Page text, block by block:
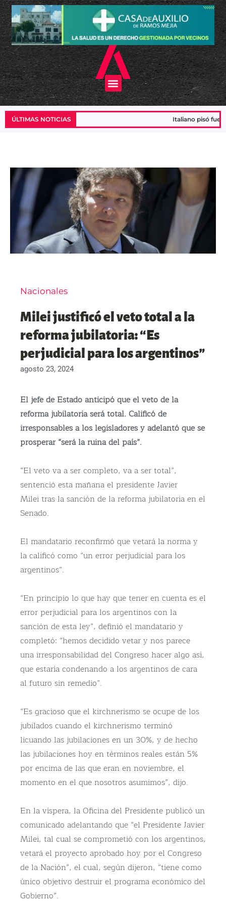
Ir
al
contenido
Menu
ÚLTIMAS NOTICIAS Italiano pisó
Nacionales
Milei justificó el veto total a la
reforma jubilatoria: “Es
perjudicial para los argentinos”
agosto 23, 2024
El jefe de Estado anticipó que el veto de la
reforma jubilatoria será total. Calificó de
irresponsables a los legisladores y adelantó que se
prosperar “será la ruina del país”.
“El veto va a ser completo, va a ser total”,
sentenció esta mañana el presidente Javier
Milei tras la sanción de la reforma jubilatoria en el
Senado.
El mandatario reconfirmó que vetará la norma y
la calificó como “un error perjudicial para los
argentinos”.
“En principio lo que hay que tener en cuenta es el
error perjudicial para los argentinos con la
sanción de esta ley”, definió el mandatario y
completó: “hemos decidido vetar y nos parece
una irresponsabilidad del Congreso hacer algo así,
que estaría condenando a los argentinos de cara
al futuro sin remedio”.
“Es gracioso que el kirchnerismo se ocupe de los
jubilados cuando el kirchnerismo terminó
licuando las jubilaciones en un 30%, y de hecho
las jubilaciones hoy en términos reales están 5%
por encima de las que eran en noviembre, el
momento en el que nosotros asumimos”, dijo.
En la víspera, la Oficina del Presidente publicó un
comunicado adelantando que “el Presidente Javier
Milei, tal cual se comprometió con los argentinos,
vetará el proyecto aprobado hoy por el Congreso
de la Nación”, el cual, según dijeron, “tiene como
único objetivo destruir el programa económico del
Gobierno”.